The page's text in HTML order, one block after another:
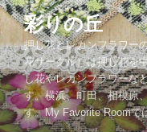
コ
ン
テ
ン
ツ
へ
ス
彩りの丘
押し花とレカンフラワー
花サークル）は押し花を
し花やレカンフラワーな
す。横浜、町田、相模原
す。My Favorite Roomで